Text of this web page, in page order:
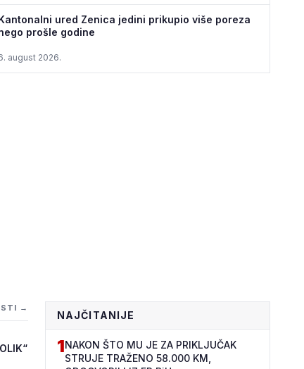
ured Zenica jedini prikupio više poreza
prošle godine
august 2026.
→
NAJČITANIJE
1NAKON ŠTO MU JE ZA PRIKLJUČAK
STRUJE TRAŽENO 58.000 KM,